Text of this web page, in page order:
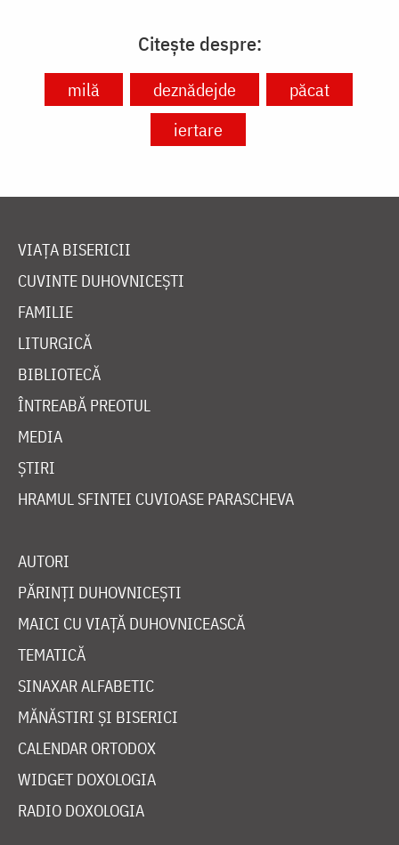
Citește despre:
milă deznădejde
păcat
iertare
VIAȚA BISERICII
CUVINTE DUHOVNICEȘTI
FAMILIE
LITURGICĂ
BIBLIOTECĂ
ÎNTREABĂ PREOTUL
MEDIA
ȘTIRI
HRAMUL SFINTEI CUVIOASE PARASCHEVA
AUTORI
PĂRINȚI DUHOVNICEȘTI
MAICI CU VIAȚĂ DUHOVNICEASCĂ
TEMATICĂ
SINAXAR ALFABETIC
MĂNĂSTIRI ȘI BISERICI
CALENDAR ORTODOX
WIDGET DOXOLOGIA
RADIO DOXOLOGIA